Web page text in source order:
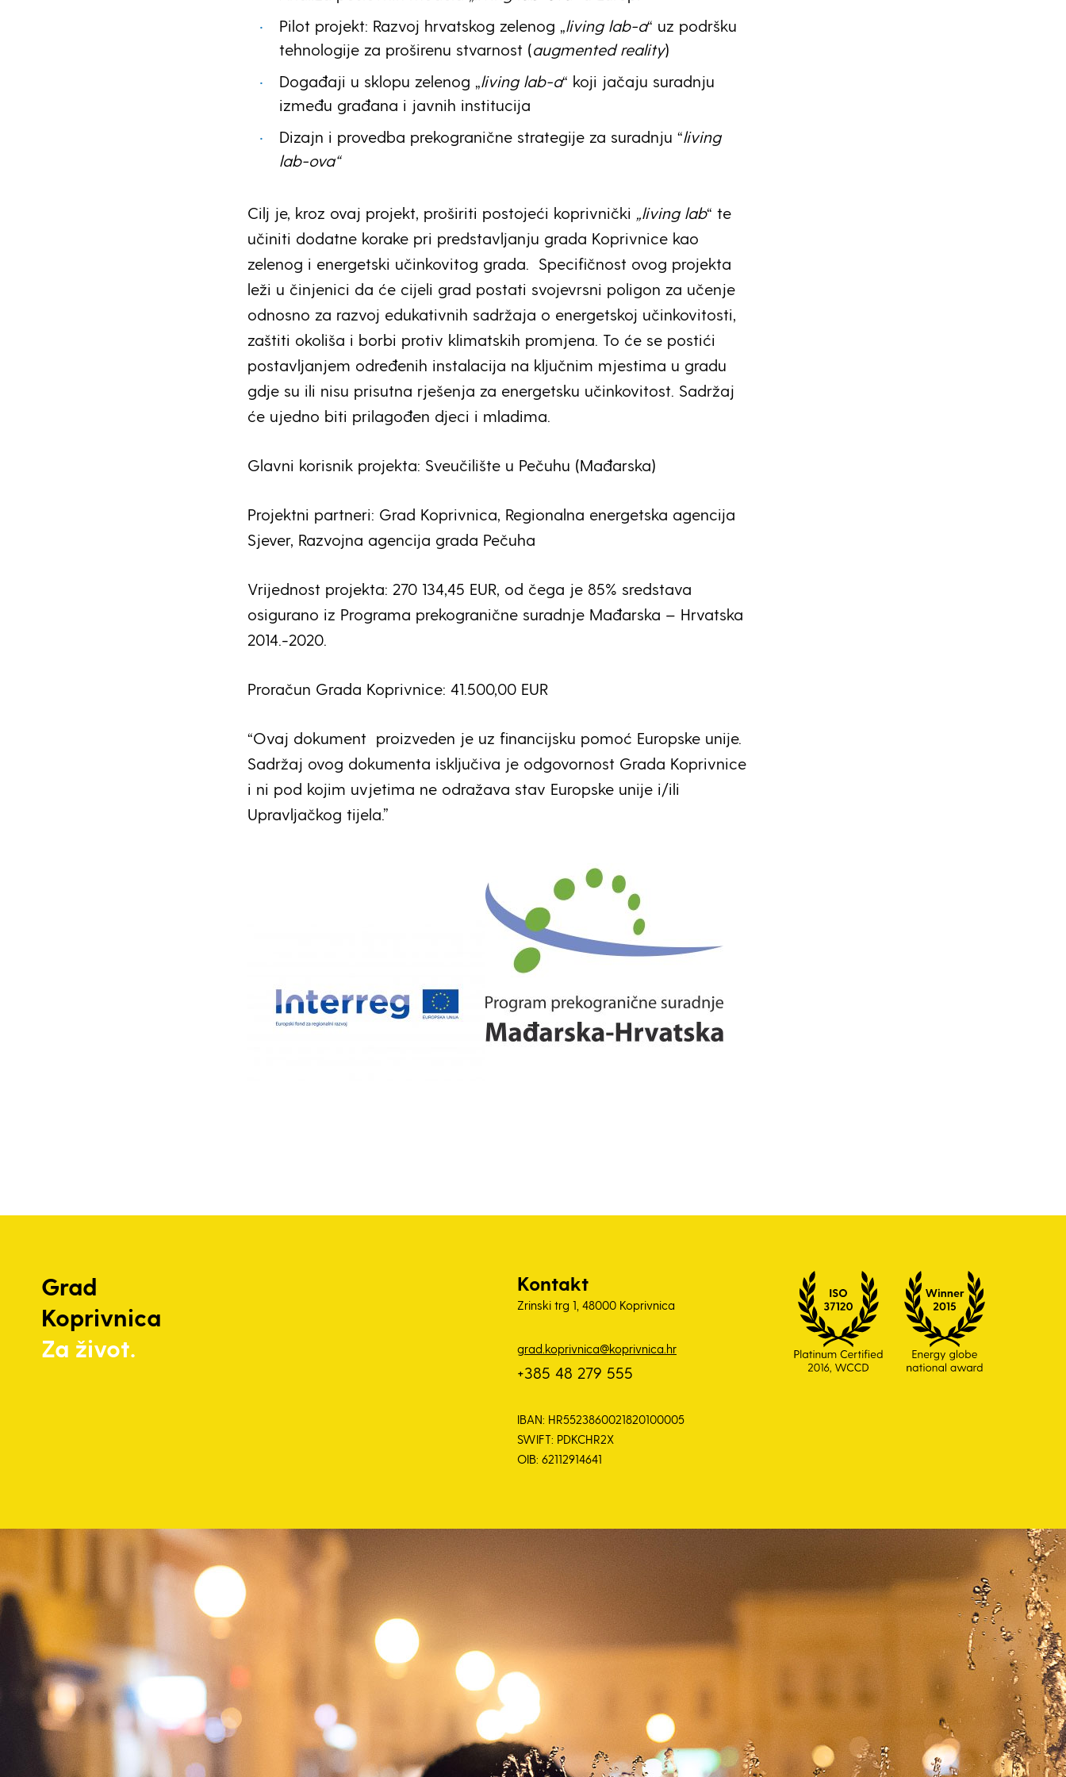
Pilot projekt: Razvoj hrvatskog zelenog „living lab-a“ uz podršku
tehnologije za proširenu stvarnost (augmented reality)
Događaji u sklopu zelenog „living lab-a“ koji jačaju suradnju
između građana i javnih institucija
Dizajn i provedba prekogranične strategije za suradnju “living
lab-ova“
Cilj je, kroz ovaj projekt, proširiti postojeći koprivnički „living lab“ te
učiniti dodatne korake pri predstavljanju grada Koprivnice kao
zelenog i energetski učinkovitog grada. Specifičnost ovog projekta
leži u činjenici da će cijeli grad postati svojevrsni poligon za učenje
odnosno za razvoj edukativnih sadržaja o energetskoj učinkovitosti,
zaštiti okoliša i borbi protiv klimatskih promjena. To će se postići
postavljanjem određenih instalacija na ključnim mjestima u gradu
gdje su ili nisu prisutna rješenja za energetsku učinkovitost. Sadržaj
će ujedno biti prilagođen djeci i mladima.
Glavni korisnik projekta: Sveučilište u Pečuhu (Mađarska)
Projektni partneri: Grad Koprivnica, Regionalna energetska agencija
Sjever, Razvojna agencija grada Pečuha
Vrijednost projekta: 270 134,45 EUR, od čega je 85% sredstava
osigurano iz Programa prekogranične suradnje Mađarska – Hrvatska
2014.-2020.
Proračun Grada Koprivnice: 41.500,00 EUR
“Ovaj dokument proizveden je uz financijsku pomoć Europske unije.
Sadržaj ovog dokumenta isključiva je odgovornost Grada Koprivnice
i ni pod kojim uvjetima ne odražava stav Europske unije i/ili
Upravljačkog tijela.”
Grad
Koprivnica
Za život.
Kontakt
Zrinski trg 1, 48000 Koprivnica
grad.koprivnica@koprivnica.hr
+385 48 279 555
IBAN: HR5523860021820100005
SWIFT: PDKCHR2X
OIB: 62112914641